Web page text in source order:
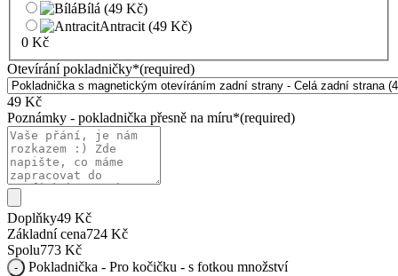
Bílá (49 Kč)
Antracit(49 Kč)
0 Kč
Otevírání pokladničky*(required)
49 Kč
Poznámky - pokladnička přesně na míru*(required)
Doplňky49 Kč
Základní cena724 Kč
Spolu773 Kč
Pokladnička - Pro kočičku - s fotkou množství